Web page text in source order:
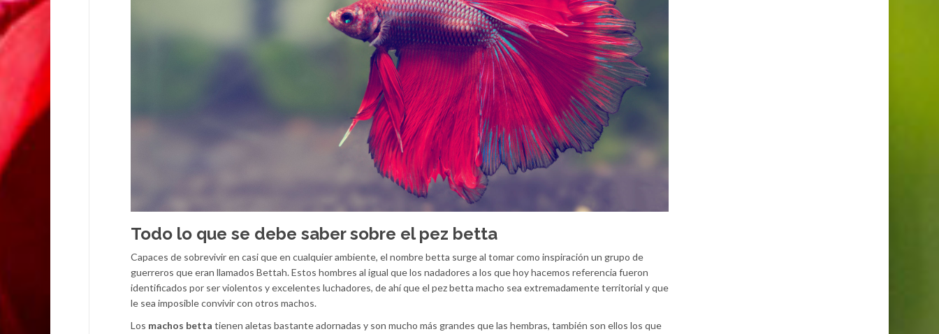
Todo lo que se debe saber sobre el pez betta
Capaces de sobrevivir en casi que en cualquier ambiente, el nombre betta surge al tomar como inspiración un grupo de
guerreros que eran llamados Bettah. Estos hombres al igual que los nadadores a los que hoy hacemos referencia fueron
identificados por ser violentos y excelentes luchadores, de ahí que el pez betta macho sea extremadamente territorial y que
le sea imposible convivir con otros machos.
Los machos betta tienen aletas bastante adornadas y son mucho más grandes que las hembras, también son ellos los que